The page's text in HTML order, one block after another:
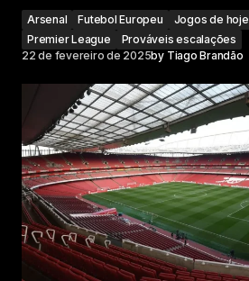
Arsenal Futebol Europeu Jogos de hoje
Premier League
Prováveis escalações
22 de fevereiro de 2025by Tiago Brandão